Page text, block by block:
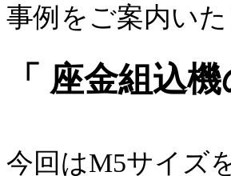
事例をご案内いた
「 座金組込
今回はM5サイズ